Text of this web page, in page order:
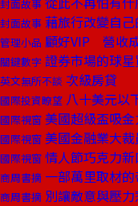
封面故事
封面故事 藉旅行改變自
管理小品 顧好VIP 營收
關鍵數字 證券市場的球星
英文無所不談 次級房貸
國際投資瞭望 八十美元
國際視窗 美國超級盃吸
國際視窗 美國金融業大
國際視窗 情人節巧克力
商周書摘 一部萬里取材
商周書摘 別讓敵意與壓力